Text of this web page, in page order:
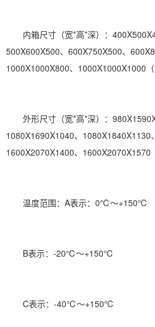
内箱尺寸（宽*高*深）：
500X600X500、600X750X500、
1000X1000X800、1000X1000X1000（
外形尺寸（宽*高*深）：
1080X1690X1040、1080X1840X1130
1600X2070X1400、1600X2070X1570
温度范围：A表示：0℃～+150℃
B表示：-20℃～+150℃
C表示：-40℃～+150℃